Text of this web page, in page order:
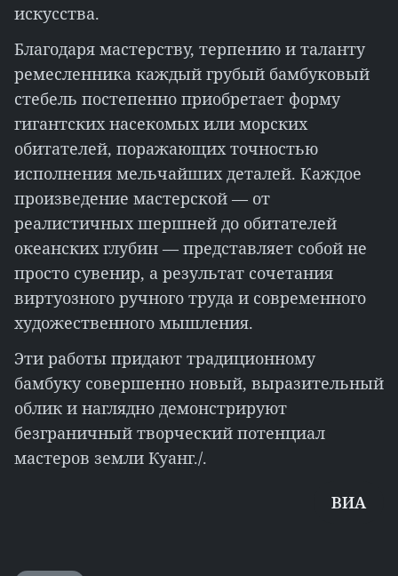
искусства.
Благодаря мастерству, терпению и таланту
ремесленника каждый грубый бамбуковый
стебель постепенно приобретает форму
гигантских насекомых или морских
обитателей, поражающих точностью
исполнения мельчайших деталей. Каждое
произведение мастерской — от
реалистичных шершней до обитателей
океанских глубин — представляет собой не
просто сувенир, а результат сочетания
виртуозного ручного труда и современного
художественного мышления.
Эти работы придают традиционному
бамбуку совершенно новый, выразительный
облик и наглядно демонстрируют
безграничный творческий потенциал
мастеров земли Куанг./.
ВИА